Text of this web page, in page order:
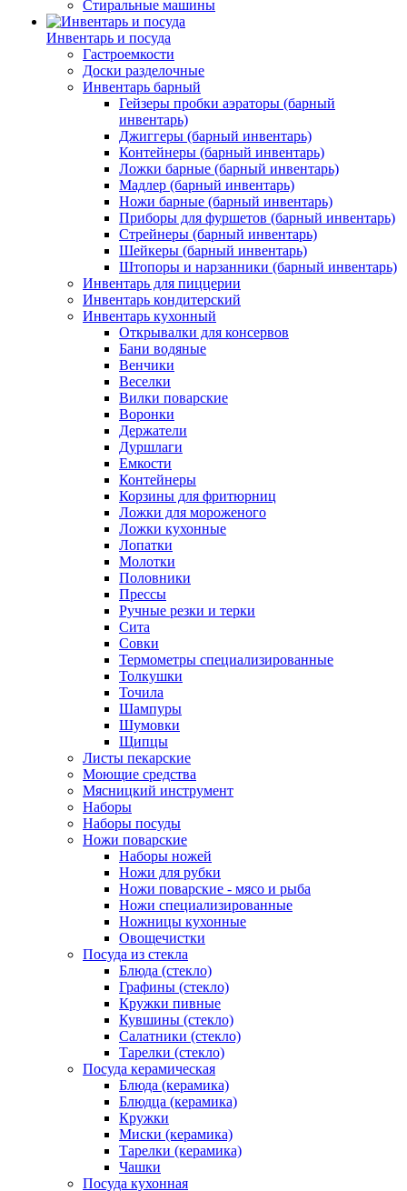
Стиральные машины
Инвентарь и посуда
Гастроемкости
Доски разделочные
Инвентарь барный
Гейзеры пробки аэраторы (барный
инвентарь)
Джиггеры (барный инвентарь)
Контейнеры (барный инвентарь)
Ложки барные (барный инвентарь)
Мадлер (барный инвентарь)
Ножи барные (барный инвентарь)
Приборы для фуршетов (барный инвентарь)
Стрейнеры (барный инвентарь)
Шейкеры (барный инвентарь)
Штопоры и нарзанники (барный инвентарь)
Инвентарь для пиццерии
Инвентарь кондитерский
Инвентарь кухонный
Открывалки для консервов
Бани водяные
Венчики
Веселки
Вилки поварские
Воронки
Держатели
Дуршлаги
Емкости
Контейнеры
Корзины для фритюрниц
Ложки для мороженого
Ложки кухонные
Лопатки
Молотки
Половники
Прессы
Ручные резки и терки
Сита
Совки
Термометры специализированные
Толкушки
Точила
Шампуры
Шумовки
Щипцы
Листы пекарские
Моющие средства
Мясницкий инструмент
Наборы
Наборы посуды
Ножи поварские
Наборы ножей
Ножи для рубки
Ножи поварские - мясо и рыба
Ножи специализированные
Ножницы кухонные
Овощечистки
Посуда из стекла
Блюда (стекло)
Графины (стекло)
Кружки пивные
Кувшины (стекло)
Салатники (стекло)
Тарелки (стекло)
Посуда керамическая
Блюда (керамика)
Блюдца (керамика)
Кружки
Миски (керамика)
Тарелки (керамика)
Чашки
Посуда кухонная